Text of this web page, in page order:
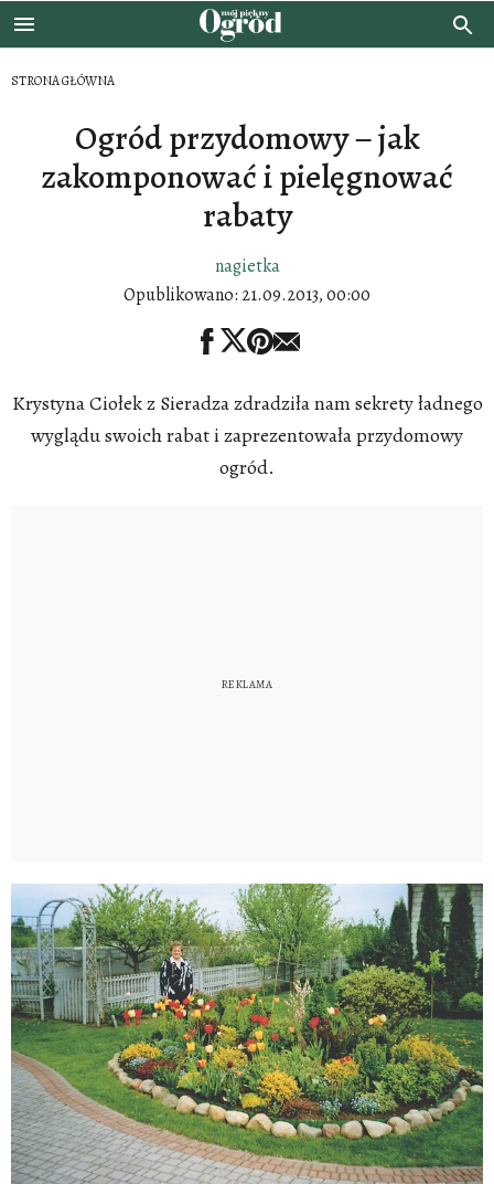
STRONA GŁÓWNA
Ogród przydomowy – jak
zakomponować i pielęgnować
rabaty
nagietka
Opublikowano: 21.09.2013, 00:00
Krystyna Ciołek z Sieradza zdradziła nam sekrety ładnego
wyglądu swoich rabat i zaprezentowała przydomowy
ogród.